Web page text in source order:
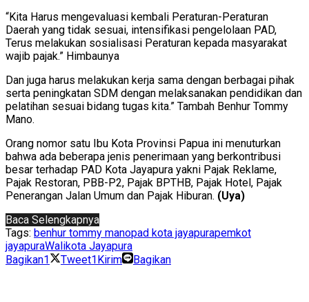
“Kita Harus mengevaluasi kembali Peraturan-Peraturan
Daerah yang tidak sesuai, intensifikasi pengelolaan PAD,
Terus melakukan sosialisasi Peraturan kepada masyarakat
wajib pajak.” Himbaunya
Dan juga harus melakukan kerja sama dengan berbagai pihak
serta peningkatan SDM dengan melaksanakan pendidikan dan
pelatihan sesuai bidang tugas kita.” Tambah Benhur Tommy
Mano.
Orang nomor satu Ibu Kota Provinsi Papua ini menuturkan
bahwa ada beberapa jenis penerimaan yang berkontribusi
besar terhadap PAD Kota Jayapura yakni Pajak Reklame,
Pajak Restoran, PBB-P2, Pajak BPTHB, Pajak Hotel, Pajak
Penerangan Jalan Umum dan Pajak Hiburan. (Uya)
Baca Selengkapnya
Tags: benhur tommy manopad kota jayapurapemkot
jayapuraWalikota Jayapura
Bagikan1 Tweet1Kirim Bagikan